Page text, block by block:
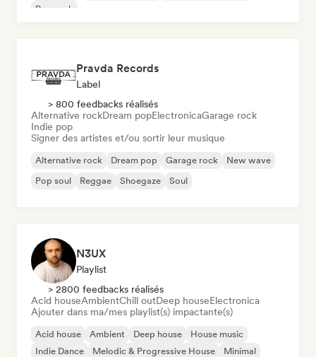
Pop rock
Pravda Records
Label
> 800 feedbacks réalisés
Alternative rockDream popElectronicaGarage rock
Indie pop
Signer des artistes et/ou sortir leur musique
Alternative rock Dream pop Garage rock
New wave
Pop soul
Reggae Shoegaze Soul
N3UX
Playlist
> 2800 feedbacks réalisés
Acid houseAmbientChill outDeep houseElectronica
Ajouter dans ma/mes playlist(s) impactante(s)
Acid house Ambient Deep house
House music
Indie Dance
Melodic & Progressive House
Minimal